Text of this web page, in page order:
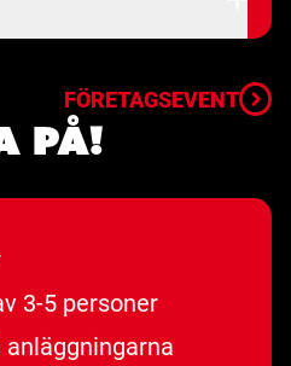
FÖRETAGSEVENT
på!
3-5 personer